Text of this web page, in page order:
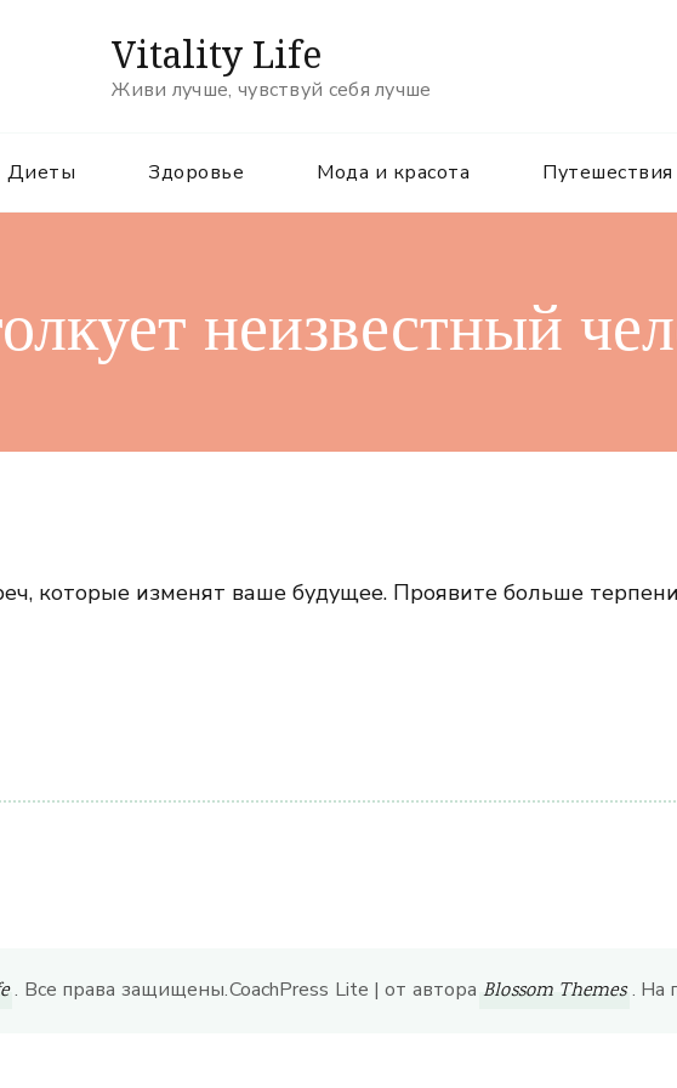
Vitality Life
Живи лучше, чувствуй себя лучше
Диеты Здоровье Мода и красота Путешествия
неизвестный
которые изменят ваше будущее. Проявите больше
. Все права защищены.CoachPress Lite | от автора Blossom Themes . На